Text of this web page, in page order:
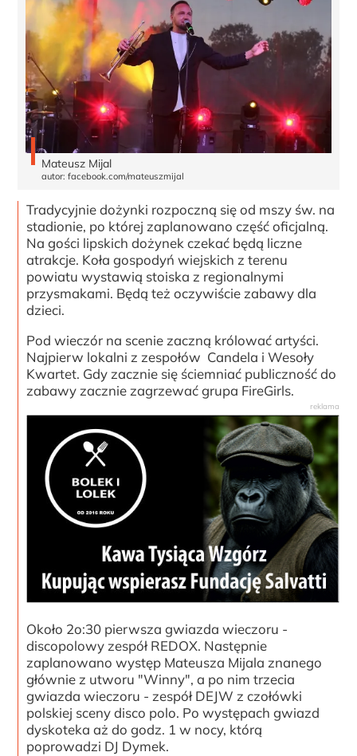
Mateusz Mijal
autor: facebook.com/mateuszmijal
Tradycyjnie dożynki rozpoczną się od mszy św. na
stadionie, po której zaplanowano część oficjalną.
Na gości lipskich dożynek czekać będą liczne
atrakcje. Koła gospodyń wiejskich z terenu
powiatu wystawią stoiska z regionalnymi
przysmakami. Będą też oczywiście zabawy dla
dzieci.
Pod wieczór na scenie zaczną królować artyści.
Najpierw lokalni z zespołów Candela i Wesoły
Kwartet. Gdy zacznie się ściemniać publiczność do
zabawy zacznie zagrzewać grupa FireGirls.
Około 2o:30 pierwsza gwiazda wieczoru -
discopolowy zespół REDOX. Następnie
zaplanowano występ Mateusza Mijala znanego
głównie z utworu "Winny", a po nim trzecia
gwiazda wieczoru - zespół DEJW z czołówki
polskiej sceny disco polo. Po występach gwiazd
dyskoteka aż do godz. 1 w nocy, którą
poprowadzi DJ Dymek.